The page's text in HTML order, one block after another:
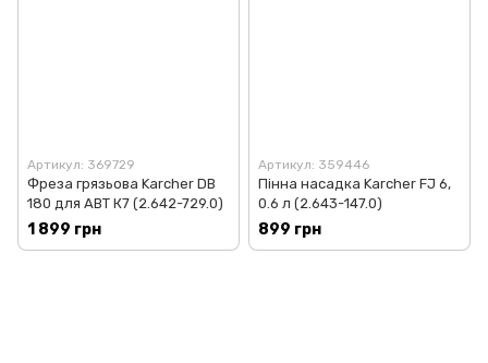
Артикул: 369729
Фреза грязьова Karcher DB
180 для АВТ К7 (2.642-729.0)
1 899 грн
Артикул: 359446
Пінна насадка Karcher FJ 6,
0.6 л (2.643-147.0)
899 грн